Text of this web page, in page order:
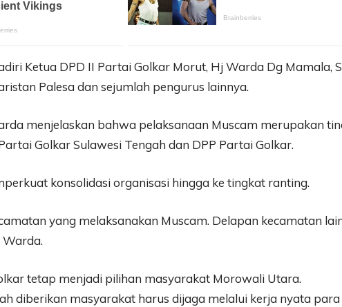
Ketua DPD II Partai Golkar Morut, Hj Warda Dg Mamala,
Palesa dan sejumlah pengurus lainnya.
menjelaskan bahwa pelaksanaan Muscam merupakan
Golkar Sulawesi Tengah dan DPP Partai Golkar.
konsolidasi organisasi hingga ke tingkat ranting.
yang melaksanakan Muscam. Delapan kecamatan
Warda.
tetap menjadi pilihan masyarakat Morowali Utara.
diberikan masyarakat harus dijaga melalui kerja nyata para